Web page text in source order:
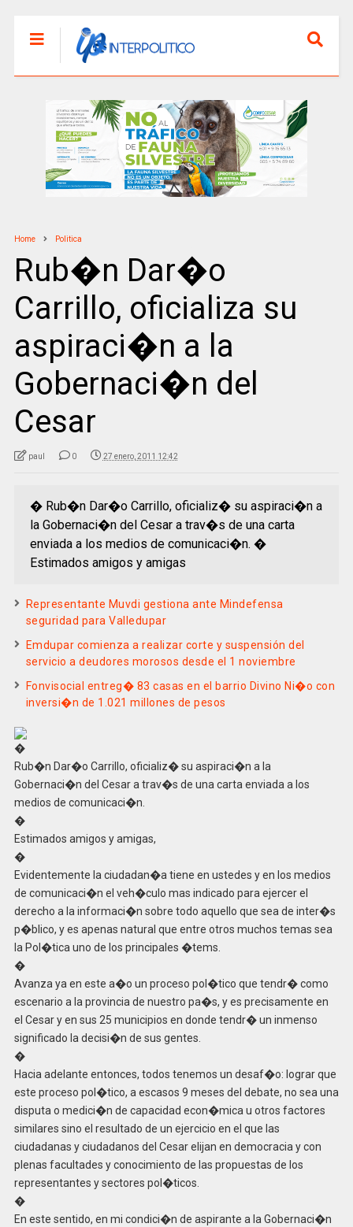
Home Politica
Rub�n Dar�o
Carrillo, oficializa su
aspiraci�n a la
Gobernaci�n del
Cesar
paul 0 27 enero, 2011 12:42
� Rub�n Dar�o Carrillo, oficializ� su aspiraci�n a
la Gobernaci�n del Cesar a trav�s de una carta
enviada a los medios de comunicaci�n. �
Estimados amigos y amigas
Representante Muvdi gestiona ante Mindefensa
seguridad para Valledupar
Emdupar comienza a realizar corte y suspensión del
servicio a deudores morosos desde el 1 noviembre
Fonvisocial entreg� 83 casas en el barrio Divino Ni�o con
inversi�n de 1.021 millones de pesos
�
Rub�n Dar�o Carrillo, oficializ� su aspiraci�n a la
Gobernaci�n del Cesar a trav�s de una carta enviada a los
medios de comunicaci�n.
�
Estimados amigos y amigas,
�
Evidentemente la ciudadan�a tiene en ustedes y en los medios
de comunicaci�n el veh�culo mas indicado para ejercer el
derecho a la informaci�n sobre todo aquello que sea de inter�s
p�blico, y es apenas natural que entre otros muchos temas sea
la Pol�tica uno de los principales �tems.
�
Avanza ya en este a�o un proceso pol�tico que tendr� como
escenario a la provincia de nuestro pa�s, y es precisamente en
el Cesar y en sus 25 municipios en donde tendr� un inmenso
significado la decisi�n de sus gentes.
�
Hacia adelante entonces, todos tenemos un desaf�o: lograr que
este proceso pol�tico, a escasos 9 meses del debate, no sea una
disputa o medici�n de capacidad econ�mica u otros factores
similares sino el resultado de un ejercicio en el que las
ciudadanas y ciudadanos del Cesar elijan en democracia y con
plenas facultades y conocimiento de las propuestas de los
representantes y sectores pol�ticos.
�
En este sentido, en mi condici�n de aspirante a la Gobernaci�n